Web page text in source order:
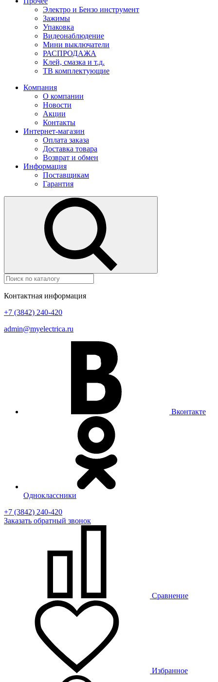
Электро и Бензо инструмент
Зажимы
Упаковка
Видеонаблюдение
Мини выключатели
РАСПРОДАЖА
Клей, смазка и т.д.
ТВ комплектующие
Компания
О компании
Новости
Акции
Контакты
Интернет-магазин
Оплата заказа
Доставка товара
Возврат и обмен
Информация
Поставщикам
Гарантия
Контактная информация
+7 (3842) 240-420
admin@myelectrica.ru
Вконтакте
Одноклассники
+7 (3842) 240-420
Заказать обратный звонок
Сравнение
Избранное